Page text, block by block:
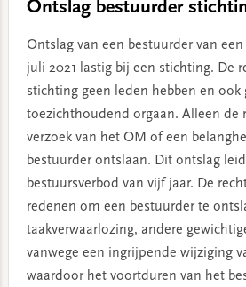
Ontslag bestuurder
Ontslag van een bestuurder van
juli 2021 lastig bij een stichting. De
stichting geen leden hebben en ook
toezichthoudend orgaan. Alleen de
verzoek van het OM of een
bestuurder ontslaan. Dit ontslag
bestuursverbod van vijf jaar. De
redenen om een bestuurder te
taakverwaarlozing, andere
vanwege een ingrijpende wijziging
waardoor het voortduren van het